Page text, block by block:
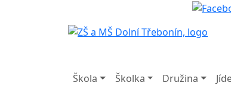
Škola Školka Družina